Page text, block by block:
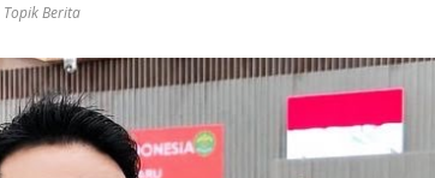
Topik Berita